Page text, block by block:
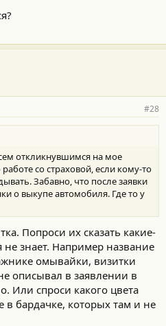
#28
откликнувшимся на мое
со страховой, если кому-то
Забавно, что после заявки
о выкупе автомобиля. Где то у
Попроси их сказать какие-
знает. Например название
омывайки, визитки
описывал в заявлении в
Или спроси какого цвета
бардачке, которых там и не